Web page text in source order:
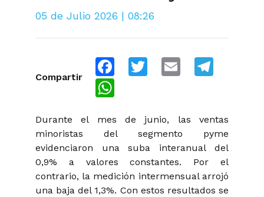
05 de Julio 2026 | 08:26
Compartir
FacebookTwitter Email
Durante el mes de junio, las ventas
minoristas del segmento pyme
evidenciaron una suba interanual del
0,9% a valores constantes. Por el
contrario, la medición intermensual arrojó
una baja del 1,3%. Con estos resultados se